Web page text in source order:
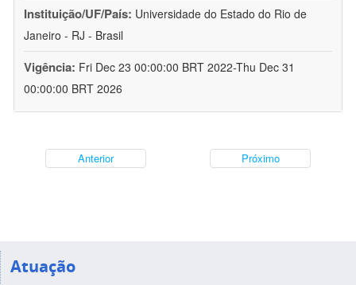
Instituição/UF/País: Universidade do Estado do Rio de
Janeiro - RJ - Brasil
Vigência: Fri Dec 23 00:00:00 BRT 2022-Thu Dec 31
00:00:00 BRT 2026
Anterior Próximo
Atuação